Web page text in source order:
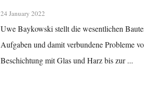
24 January 2022
Uwe Baykowski stellt die wesentlichen
Aufgaben und damit verbundene Probleme
Beschichtung mit Glas und Harz bis zur ...